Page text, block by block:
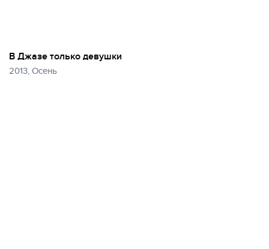
В Джазе только девушки
2013, Осень